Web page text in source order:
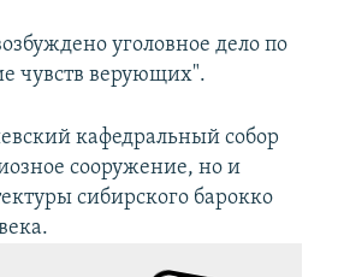
уголовное дело по
чувств верующих".
кафедральный собор
сооружение, но и
сибирского барокко